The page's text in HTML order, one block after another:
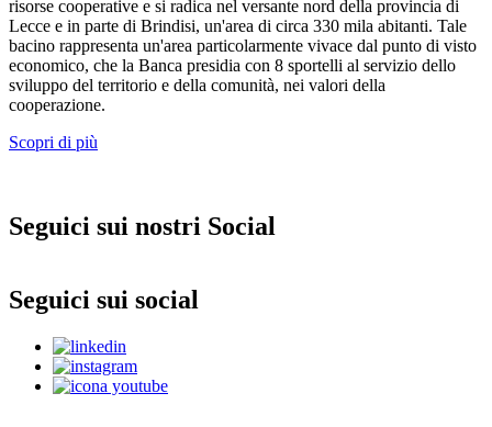
risorse cooperative e si radica nel versante nord della provincia di
Lecce e in parte di Brindisi, un'area di circa 330 mila abitanti. Tale
bacino rappresenta un'area particolarmente vivace dal punto di visto
economico, che la Banca presidia con 8 sportelli al servizio dello
sviluppo del territorio e della comunità, nei valori della
cooperazione.
Scopri di più
Seguici sui nostri Social
Seguici sui social